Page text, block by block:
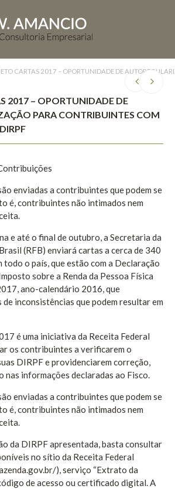
CARTAS 2017 – OPORTUNIDADE DE
2017 – OPORTUNIDADE DE
PARA CONTRIBUINTES COM
enviadas a contribuintes que podem se
é, contribuintes não intimados nem
e até o final de outubro, a Secretaria da
(RFB) enviará cartas a cerca de 340
o país, que estão com a Declaração
sobre a Renda da Pessoa Física
ano-calendário 2016, que
inconsistências que podem resultar em
é uma iniciativa da Receita Federal
os contribuintes a verificarem o
DIRPF e providenciarem correção,
nas informações declaradas ao Fisco.
enviadas a contribuintes que podem se
é, contribuintes não intimados nem
da DIRPF apresentada, basta consultar
no sítio da Receita Federal
), serviço “Extrato da
de acesso ou certificado digital. A